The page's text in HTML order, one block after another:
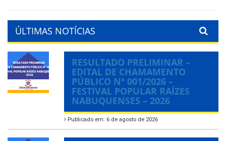
ÚLTIMAS NOTÍCIAS
RESULTADO PRELIMINAR –
EDITAL DE CHAMAMENTO
PÚBLICO Nº 001/2026 –
FESTIVAL POPULAR RAÍZES
NABUQUENSES – 2026
Publicado em: 6 de agosto de 2026